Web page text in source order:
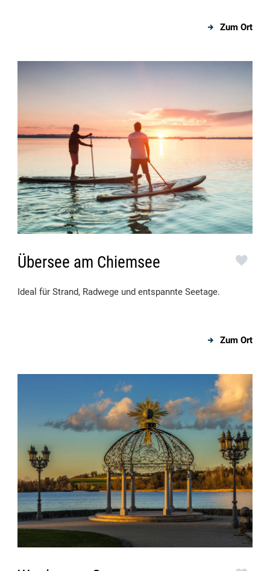
Zum Ort
Übersee am Chiemsee
Ideal für Strand, Radwege und entspannte Seetage.
Zum Ort